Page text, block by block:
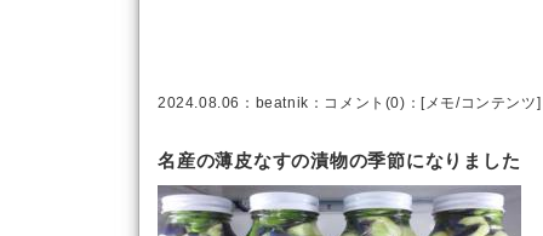
2024.08.06： beatnik ： コメント(0) ：[メモ/コンテンツ]
名産の薄皮なすの漬物の季節になりました